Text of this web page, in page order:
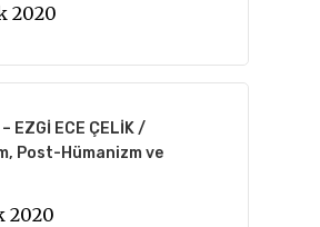
2020
EZGİ ECE ÇELİK /
Post-Hümanizm ve
2020